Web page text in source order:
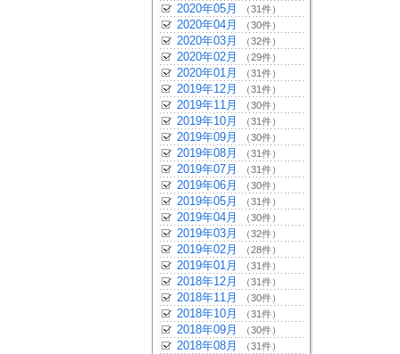
2020年05月 （31件）
2020年04月 （30件）
2020年03月 （32件）
2020年02月 （29件）
2020年01月 （31件）
2019年12月 （31件）
2019年11月 （30件）
2019年10月 （31件）
2019年09月 （30件）
2019年08月 （31件）
2019年07月 （31件）
2019年06月 （30件）
2019年05月 （31件）
2019年04月 （30件）
2019年03月 （32件）
2019年02月 （28件）
2019年01月 （31件）
2018年12月 （31件）
2018年11月 （30件）
2018年10月 （31件）
2018年09月 （30件）
2018年08月 （31件）